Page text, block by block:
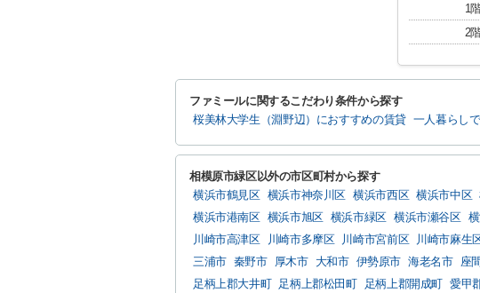
1
2
ファミールに関するこだわり条件から探す
桜美林大学生（淵野辺）におすすめの賃貸 一人暮らし
相模原市緑区以外の市区町村から探す
横浜市鶴見区 横浜市神奈川区 横浜市西区 横浜市中区
横浜市港南区 横浜市旭区 横浜市緑区 横浜市瀬谷区
川崎市高津区
川崎市多摩区 川崎市宮前区 川崎市麻生
三浦市 秦野市 厚木市 大和市 伊勢原市 海老名市 座
足柄上郡大井町
足柄上郡松田町 足柄上郡開成町 愛甲